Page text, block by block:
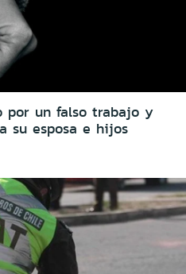
por un falso trabajo y
su esposa e hijos